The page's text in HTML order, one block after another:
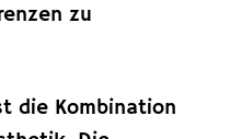
zu
die Kombination